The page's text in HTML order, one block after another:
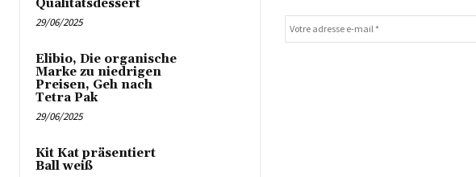
Qualitätsdessert
29/06/2025
Elibio, Die organische
Marke zu niedrigen
Preisen, Geh nach
Tetra Pak
29/06/2025
Kit Kat präsentiert
Ball weiß